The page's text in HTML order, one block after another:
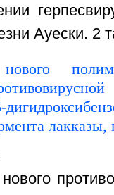
Ауески. 2